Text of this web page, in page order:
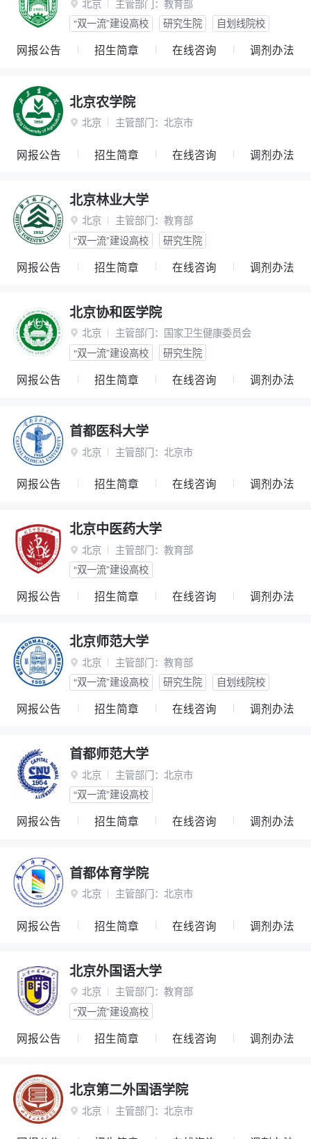
 北京 主管部门： 教育部
“双一流”建设高校
研究生院 自划线院校
网报公告 招生简章 在线咨询 调剂办法
北京农学院
 北京 主管部门： 北京市
网报公告 招生简章 在线咨询 调剂办法
北京林业大学
 北京 主管部门： 教育部
“双一流”建设高校
研究生院
网报公告 招生简章 在线咨询 调剂办法
北京协和医学院
 北京 主管部门： 国家卫生健康委员会
“双一流”建设高校
研究生院
网报公告 招生简章 在线咨询 调剂办法
首都医科大学
 北京 主管部门： 北京市
网报公告 招生简章 在线咨询 调剂办法
北京中医药大学
 北京 主管部门： 教育部
“双一流”建设高校
网报公告 招生简章 在线咨询 调剂办法
北京师范大学
 北京 主管部门： 教育部
“双一流”建设高校
研究生院 自划线院校
网报公告 招生简章 在线咨询 调剂办法
首都师范大学
 北京 主管部门： 北京市
“双一流”建设高校
网报公告 招生简章 在线咨询 调剂办法
首都体育学院
 北京 主管部门： 北京市
网报公告 招生简章 在线咨询 调剂办法
北京外国语大学
 北京 主管部门： 教育部
“双一流”建设高校
网报公告 招生简章 在线咨询 调剂办法
北京第二外国语学院
 北京 主管部门： 北京市